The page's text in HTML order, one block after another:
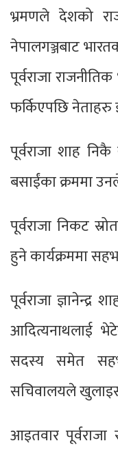
भ्रमणले देशको
नेपालगञ्जबाट
पूर्वराजा
फर्किएपछि
पूर्वराजा शाह
बसाईंका क्रममा
पूर्वराजा निकट
हुने कार्यक्रममा
पूर्वराजा ज्ञानेन्द्र
आदित्यनाथलाई
सदस्य समेत
सचिवालयले
आइतवार पूर्वराजा